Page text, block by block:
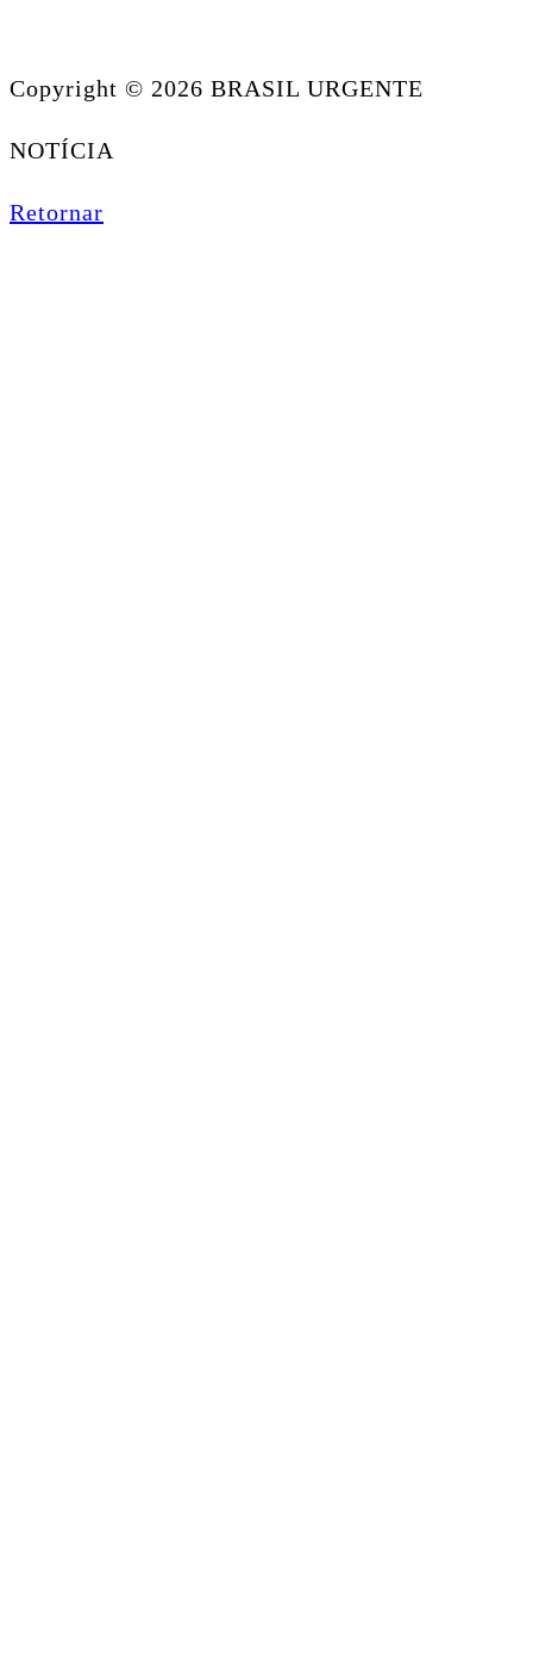
Copyright © 2026 BRASIL URGENTE
NOTÍCIA
Retornar